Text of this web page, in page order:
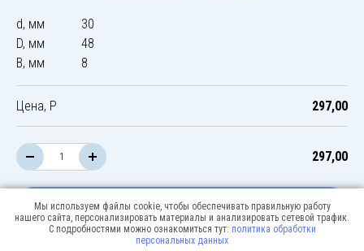
d, мм
30
D, мм
48
B, мм
8
Цена, Р 297,00
297,00
В корзину
Мы используем файлы cookie, чтобы обеспечивать правильную работу
нашего сайта, персонализировать материалы и анализировать сетевой трафик.
С подробностями можно ознакомиться тут: политика обработки
персональных данных